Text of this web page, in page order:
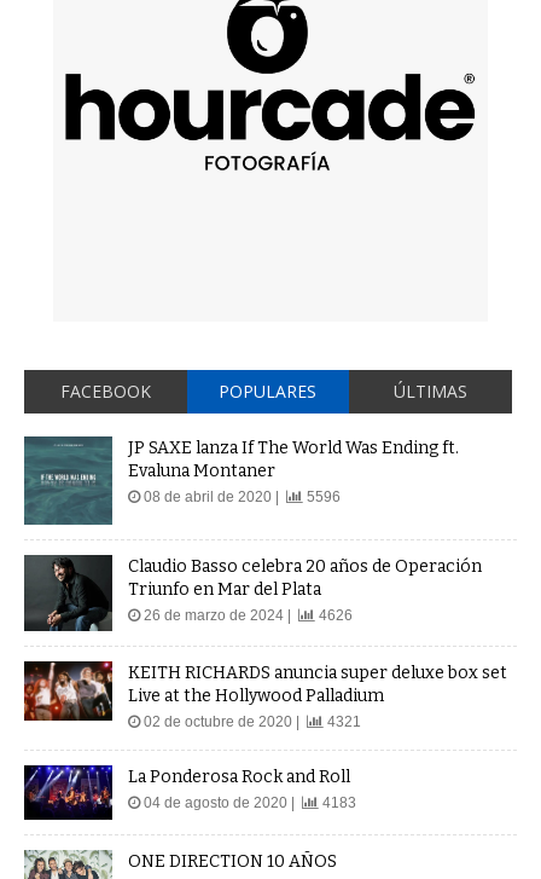
FACEBOOK POPULARES ÚLTIMAS
JP SAXE lanza If The World Was Ending ft.
Evaluna Montaner
08 de abril de 2020 | 5596
Claudio Basso celebra 20 años de Operación
Triunfo en Mar del Plata
26 de marzo de 2024 | 4626
KEITH RICHARDS anuncia super deluxe box set
Live at the Hollywood Palladium
02 de octubre de 2020 | 4321
La Ponderosa Rock and Roll
04 de agosto de 2020 | 4183
ONE DIRECTION 10 AÑOS